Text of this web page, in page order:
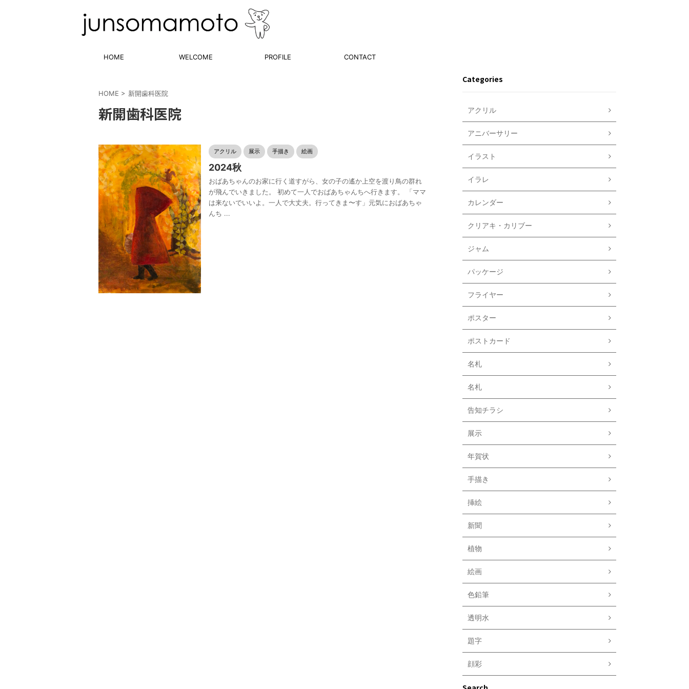
HOME WELCOME PROFILE CONTACT
HOME > 新開歯科医院
新開歯科医院
アクリル 展示 手描き 絵画
2024秋
おばあちゃんのお家に行く道すがら、女の子の遙か上空を渡り鳥の群れ
が飛んでいきました。 初めて一人でおばあちゃんちへ行きます。 「ママ
は来ないでいいよ。一人で大丈夫。行ってきま〜す」元気におばあちゃ
んち ...
Categories
アクリル
アニバーサリー
イラスト
イラレ
カレンダー
クリアキ・カリブー
ジャム
パッケージ
フライヤー
ポスター
ポストカード
名札
名札
告知チラシ
展示
年賀状
手描き
挿絵
新聞
植物
絵画
色鉛筆
透明水
題字
顔彩